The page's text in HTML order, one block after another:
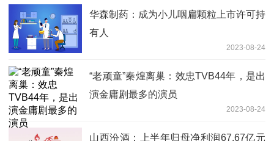
华森制药：成为小儿咽扁颗粒上市许可持
有人
2023-08-24
“老顽童”秦煌离巢：效忠TVB44年，是出
演金庸剧最多的演员
2023-08-24
山西汾酒：上半年归母净利润67.67亿元